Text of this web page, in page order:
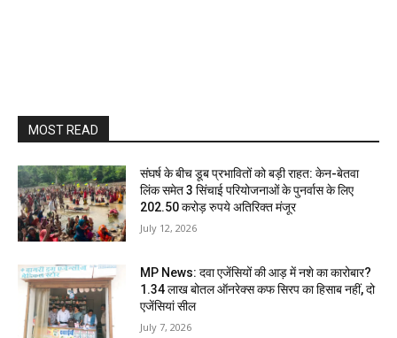
MOST READ
संघर्ष के बीच डूब प्रभावितों को बड़ी राहत: केन-बेतवा
लिंक समेत 3 सिंचाई परियोजनाओं के पुनर्वास के लिए
202.50 करोड़ रुपये अतिरिक्त मंजूर
July 12, 2026
MP News: दवा एजेंसियों की आड़ में नशे का कारोबार?
1.34 लाख बोतल ऑनरेक्स कफ सिरप का हिसाब नहीं, दो
एजेंसियां सील
July 7, 2026